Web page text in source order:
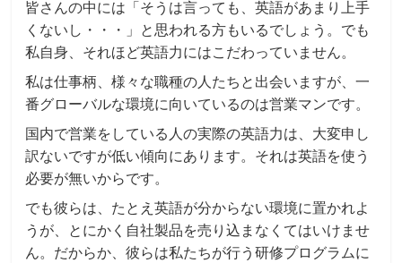
皆さんの中には「そうは言っても、英語があまり上手
くないし・・・」と思われる方もいるでしょう。でも
私自身、それほど英語力にはこだわっていません。
私は仕事柄、様々な職種の人たちと出会いますが、一
番グローバルな環境に向いているのは営業マンです。
国内で営業をしている人の実際の英語力は、大変申し
訳ないですが低い傾向にあります。それは英語を使う
必要が無いからです。
でも彼らは、たとえ英語が分からない環境に置かれよ
うが、とにかく自社製品を売り込まなくてはいけませ
ん。だからか、彼らは私たちが行う研修プログラムに